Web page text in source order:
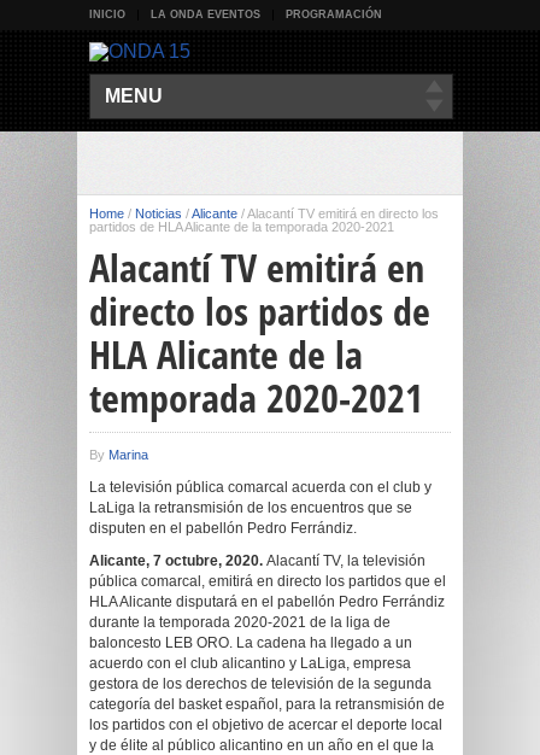
INICIO LA ONDA EVENTOS PROGRAMACIÓN
MENU
Home / Noticias /Alicante /Alacantí TV emitirá en directo los
partidos de HLA Alicante de la temporada 2020-2021
Alacantí TV emitirá en
directo los partidos de
HLA Alicante de la
temporada 2020-2021
By Marina
La televisión pública comarcal acuerda con el club y
LaLiga la retransmisión de los encuentros que se
disputen en el pabellón Pedro Ferrándiz.
Alicante, 7 octubre, 2020. Alacantí TV, la televisión
pública comarcal, emitirá en directo los partidos que el
HLA Alicante disputará en el pabellón Pedro Ferrándiz
durante la temporada 2020-2021 de la liga de
baloncesto LEB ORO. La cadena ha llegado a un
acuerdo con el club alicantino y LaLiga, empresa
gestora de los derechos de televisión de la segunda
categoría del basket español, para la retransmisión de
los partidos con el objetivo de acercar el deporte local
y de élite al público alicantino en un año en el que la